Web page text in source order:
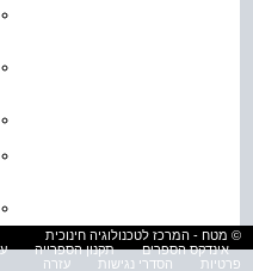
© מטח - המרכז לטכנולוגיה חינוכית
אינדקס הספרים
תקנון הספרייה
פרטיות
הסדרי נגישות עזרה